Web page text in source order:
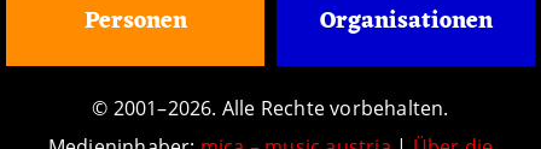
Personen Organisationen
© 2001–2026. Alle Rechte vorbehalten.